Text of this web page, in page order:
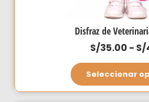
Disfraz de
S/35.00 - S/
Seleccionar